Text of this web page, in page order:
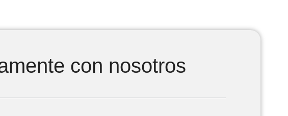
con nosotros